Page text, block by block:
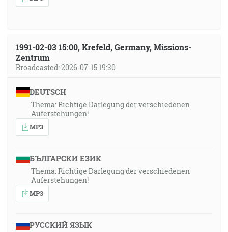
1991-02-03 15:00, Krefeld, Germany, Missions-
Zentrum
Broadcasted: 2026-07-15 19:30
DEUTSCH
Thema: Richtige Darlegung der verschiedenen
Auferstehungen!
MP3
БЪЛГАРСКИ ЕЗИК
Thema: Richtige Darlegung der verschiedenen
Auferstehungen!
MP3
РУССКИЙ ЯЗЫК